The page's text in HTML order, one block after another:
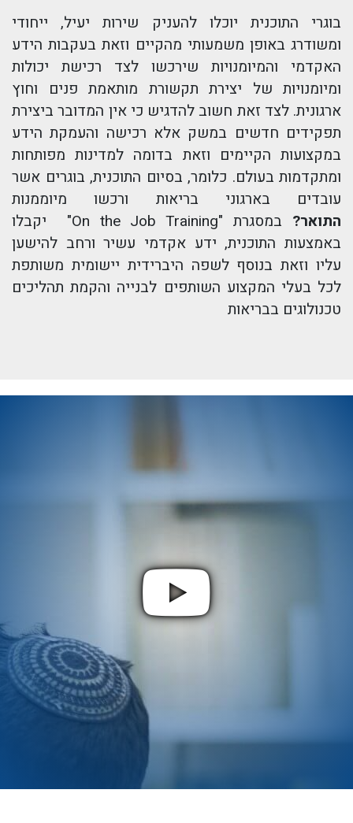
בוגרי התוכנית יוכלו להעניק שירות יעיל, ייחודי
ומשודרג באופן משמעותי מהקיים וזאת בעקבות הידע
האקדמי והמיומנויות שירכשו לצד רכישת יכולות
ומיומנויות של יצירת תקשורת מותאמת פנים וחוץ
ארגונית. לצד זאת חשוב להדגיש כי אין המדובר ביצירת
תפקידים חדשים במשק אלא רכישה והעמקת הידע
במקצועות הקיימים וזאת בדומה למדינות מפותחות
ומתקדמות בעולם. כלומר, בסיום התוכנית, בוגרים אשר
עובדים בארגוני בריאות ורכשו מיוממנות
התואר?
במסגרת "On the Job Training" יקבלו
באמצעות התוכנית, ידע אקדמי עשיר ורחב להישען
עליו וזאת בנוסף לשפה היברידית יישומית משותפת
לכל בעלי המקצוע השותפים לבנייה והקמת תהליכים
טכנולוגים בבריאות